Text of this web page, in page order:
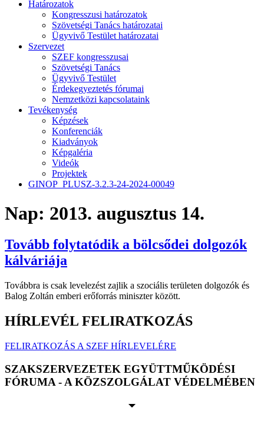
Határozatok
Kongresszusi határozatok
Szövetségi Tanács határozatai
Ügyvivő Testület határozatai
Szervezet
SZEF kongresszusai
Szövetségi Tanács
Ügyvivő Testület
Érdekegyeztetés fórumai
Nemzetközi kapcsolataink
Tevékenység
Képzések
Konferenciák
Kiadványok
Képgaléria
Videók
Projektek
GINOP_PLUSZ-3.2.3-24-2024-00049
Nap: 2013. augusztus 14.
Tovább folytatódik a bölcsődei dolgozók
kálváriája
Továbbra is csak levelezést zajlik a szociális területen dolgozók és
Balog Zoltán emberi erőforrás miniszter között.
HÍRLEVÉL FELIRATKOZÁS
FELIRATKOZÁS A SZEF HÍRLEVELÉRE
SZAKSZERVEZETEK EGYÜTTMŰKÖDÉSI
FÓRUMA - A KÖZSZOLGÁLAT VÉDELMÉBEN